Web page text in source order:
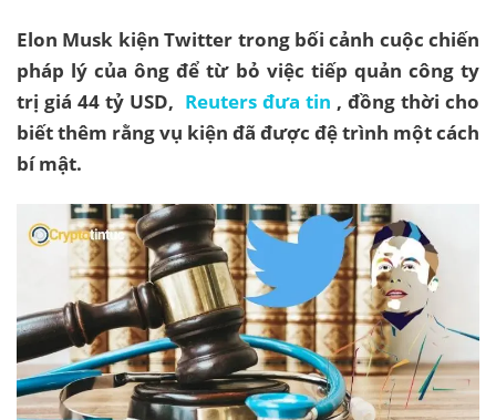
Elon Musk kiện Twitter trong bối cảnh cuộc chiến
pháp lý của ông để từ bỏ việc tiếp quản công ty
trị giá 44 tỷ USD, Reuters đưa tin , đồng thời cho
biết thêm rằng vụ kiện đã được đệ trình một cách
bí mật.